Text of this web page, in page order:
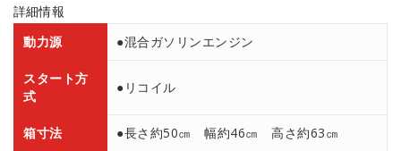
詳細情報
動力源
●混合ガソリンエンジン
スタート方
式
●リコイル
箱寸法 ●長さ約50㎝ 幅約46㎝ 高さ約63㎝